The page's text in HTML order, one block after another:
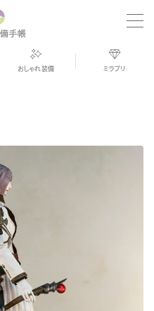
おしゃれ装備 ミラプリ